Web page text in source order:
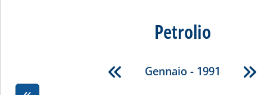
Petrolio
Gennaio - 1991